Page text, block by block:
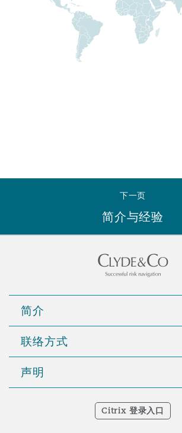
安普顿
下一页
简介与经验
简介
联络方式
声明
Citrix 登录入口